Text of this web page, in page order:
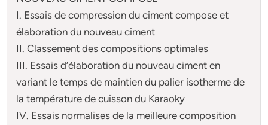
I. Essais de compression du ciment compose et
élaboration du nouveau ciment
II. Classement des compositions optimales
III. Essais d’élaboration du nouveau ciment en
variant le temps de maintien du palier isotherme de
la température de cuisson du Karaoky
IV. Essais normalises de la meilleure composition